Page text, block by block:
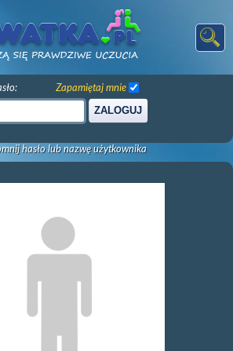
ZALOGUJ
Zapamiętaj mnie
hasło lub nazwę użytkownika